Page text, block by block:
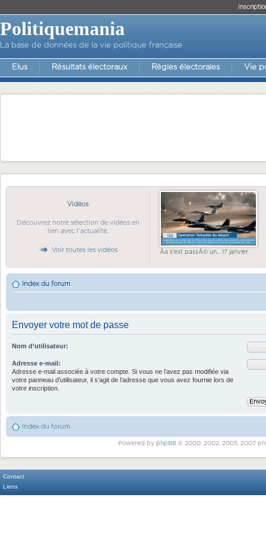
Politiquemania
La base de données de la vie politique française
Elus Résultats électoraux Règles électorales Vie
Vidéos
Découvrez notre sélection de vidéos en
lien avec l'actualité.
Voir toutes les vidéos Ãa s'est passÃ© un... 17 janvier
Index du forum
Envoyer votre mot de passe
Nom d’utilisateur:
Adresse e-mail:
Adresse e-mail associée à votre compte. Si vous ne l’avez pas modifiée via
votre panneau d’utilisateur, il s’agit de l’adresse que vous avez fournie lors de
votre inscription.
Index du forum
Powered by phpBB© 2000, 2002, 2005, 2007
Contact
Liens